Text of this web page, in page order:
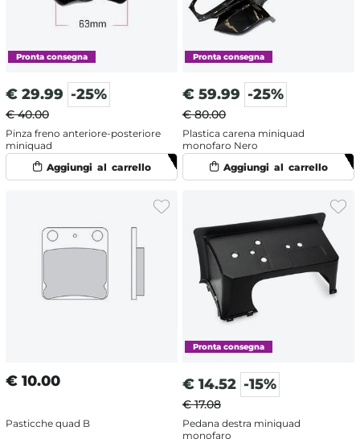
€ 29.99 -25%
€ 40.00
Pinza freno anteriore-posteriore
miniquad
€ 59.99 -25%
€ 80.00
Plastica carena miniquad
monofaro Nero
€ 10.00
Pasticche quad B
€ 14.52 -15%
€ 17.08
Pedana destra miniquad
monofaro